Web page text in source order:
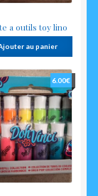
a outils toy lino
au panier
6.00€